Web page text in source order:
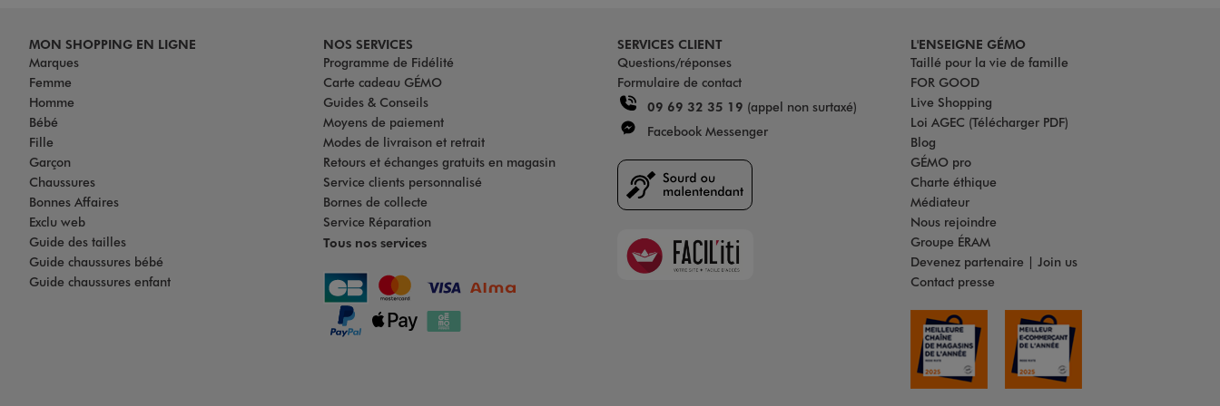
MON SHOPPING EN LIGNE
Marques
Femme
Homme
Bébé
Fille
Garçon
Chaussures
Bonnes Affaires
Exclu web
Guide des tailles
Guide chaussures bébé
Guide chaussures enfant
NOS SERVICES
Programme de Fidélité
Carte cadeau GÉMO
Guides & Conseils
Moyens de paiement
Modes de livraison et retrait
Retours et échanges gratuits en magasin
Service clients personnalisé
Bornes de collecte
Service Réparation
Tous nos services
SERVICES CLIENT
Questions/réponses
Formulaire de contact
09 69 32 35 19 (appel non surtaxé)
Facebook Messenger
Faciliti
L'ENSEIGNE GÉMO
Taillé pour la vie de famille
FOR GOOD
Live Shopping
Loi AGEC (Télécharger PDF)
Blog
GÉMO pro
Charte éthique
Médiateur
Nous rejoindre
Groupe ÉRAM
Devenez partenaire | Join us
Contact presse